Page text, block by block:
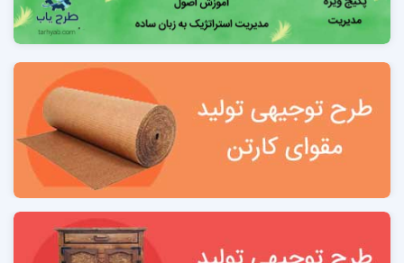
1-4 زمین و ساختمان 8
1-5 تأسیسات 8
1-7 کل سرمایه‌گذاری موردنیاز طرح توسعه 9
1-8 هزینه‌های انجام خدمات سالیانه 9
فصل دوم: معرفی طرح و سوابق متقاضی